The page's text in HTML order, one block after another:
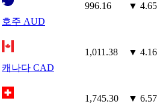
호주 AUD
996.16 ▼ 4.65
캐나다 CAD
1,011.38 ▼ 4.16
1,745.30 ▼ 6.57